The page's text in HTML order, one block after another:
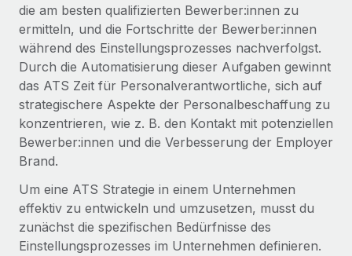
Integrationen
Prozessoptimierung mit unverzichtbaren Business-
Tools
DIENSTLEISTUNGEN
Frag unsere Expert:innen
Hilfe von Expert:innen für globale HR & Compliance
Background-Checks
Einfacheres Bewerber:innen-Screening
Compliance Watchtower
Flexible Einbettung von Global-HR-Funktionen in deine
Plattform
Partner werden
Entdecke die Möglichkeiten einer Partnerschaft
Remote Build Demnächst verfügbar
Beratung zu Integrationen und KI-Automatisierung
FALLSTUDIEN
So hat der KI-Vorreiter Weaviate sein Team mit
Remote um 120 % vergrößert
Webinare
Events
Newsroom
Informationen zu Gehältern und Qualifikationen
Insights Center
Hol dir Unterstützung
Alle Ressourcen anzeigen
中文（简体）
die am besten qualifizierten Bewerber:innen zu
ermitteln, und die Fortschritte der Bewerber:innen
während des Einstellungsprozesses nachverfolgst.
Durch die Automatisierung dieser Aufgaben gewinnt
das ATS Zeit für Personalverantwortliche, sich auf
strategischere Aspekte der Personalbeschaffung zu
konzentrieren, wie z. B. den Kontakt mit potenziellen
Bewerber:innen und die Verbesserung der Employer
Brand.
Um eine ATS Strategie in einem Unternehmen
effektiv zu entwickeln und umzusetzen, musst du
zunächst die spezifischen Bedürfnisse des
Einstellungsprozesses im Unternehmen definieren.